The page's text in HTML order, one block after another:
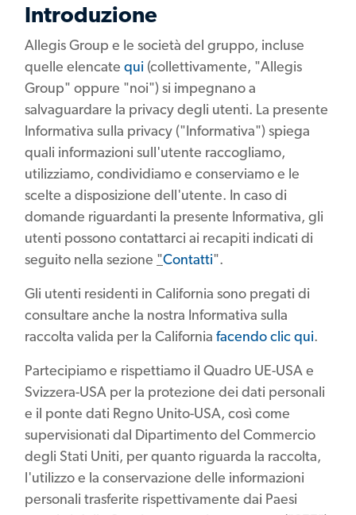
Introduzione
Allegis Group e le società del gruppo, incluse
quelle elencate qui (collettivamente, "Allegis
Group" oppure "noi") si impegnano a
salvaguardare la privacy degli utenti. La presente
Informativa sulla privacy ("Informativa") spiega
quali informazioni sull'utente raccogliamo,
utilizziamo, condividiamo e conserviamo e le
scelte a disposizione dell'utente. In caso di
domande riguardanti la presente Informativa, gli
utenti possono contattarci ai recapiti indicati di
seguito nella sezione "Contatti".
Gli utenti residenti in California sono pregati di
consultare anche la nostra Informativa sulla
raccolta valida per la California facendo clic qui.
Partecipiamo e rispettiamo il Quadro UE-USA e
Svizzera-USA per la protezione dei dati personali
e il ponte dati Regno Unito-USA, così come
supervisionati dal Dipartimento del Commercio
degli Stati Uniti, per quanto riguarda la raccolta,
l'utilizzo e la conservazione delle informazioni
personali trasferite rispettivamente dai Paesi